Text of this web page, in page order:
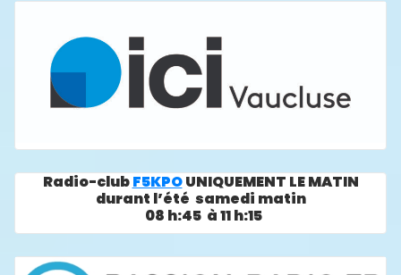
Radio-clubF5KPOUNIQUEMENT LE MATIN
durant l’été samedi matin
08 h:45 à 11 h:15